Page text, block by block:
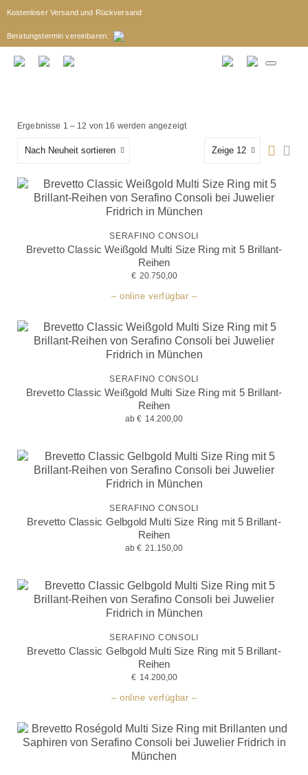
Kostenloser Versand und Rückversand
Beratungstermin vereinbaren:
Ergebnisse 1 – 12 von 16 werden angezeigt
Nach Neuheit sortieren Zeige 12
SERAFINO CONSOLI
Brevetto Classic Weißgold Multi Size Ring mit 5 Brillant-
Reihen
€ 20.750,00
– online verfügbar –
SERAFINO CONSOLI
Brevetto Classic Weißgold Multi Size Ring mit 5 Brillant-
Reihen
ab € 14.200,00
SERAFINO CONSOLI
Brevetto Classic Gelbgold Multi Size Ring mit 5 Brillant-
Reihen
ab € 21.150,00
SERAFINO CONSOLI
Brevetto Classic Gelbgold Multi Size Ring mit 5 Brillant-
Reihen
€ 14.200,00
– online verfügbar –